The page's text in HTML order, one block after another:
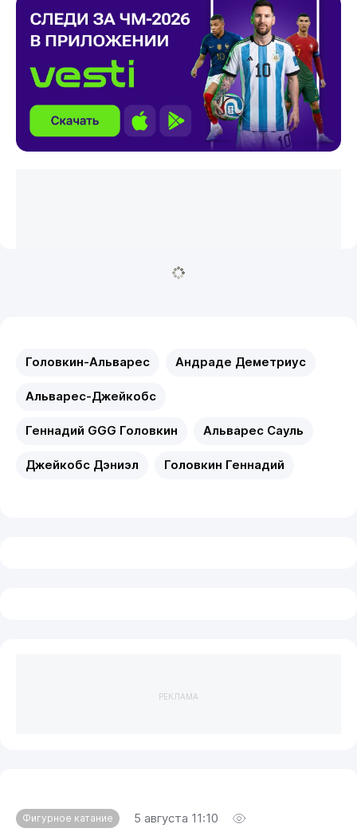
Головкин-Альварес Андраде Деметриус
Альварес-Джейкобс
Геннадий GGG Головкин Альварес Сауль
Джейкобс Дэниэл Головкин Геннадий
РЕКЛАМА
Фигурное катание 5 августа 11:10